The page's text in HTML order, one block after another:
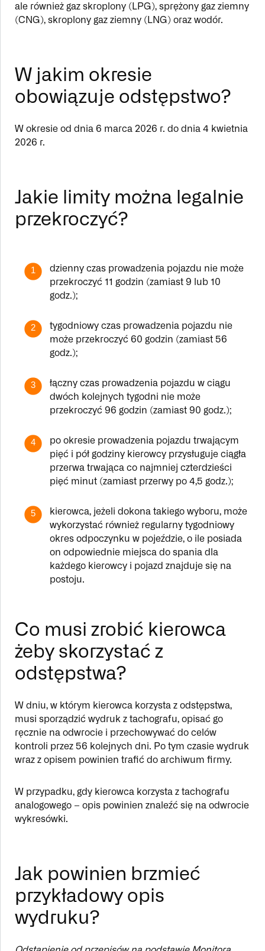
ale również gaz skroplony (LPG), sprężony gaz ziemny
(CNG), skroplony gaz ziemny (LNG) oraz wodór.
W jakim okresie
obowiązuje odstępstwo?
W okresie od dnia 6 marca 2026 r. do dnia 4 kwietnia
2026 r.
Jakie limity można legalnie
przekroczyć?
1
dzienny czas prowadzenia pojazdu nie może
przekroczyć 11 godzin (zamiast 9 lub 10
godz.);
2
tygodniowy czas prowadzenia pojazdu nie
może przekroczyć 60 godzin (zamiast 56
godz.);
3
łączny czas prowadzenia pojazdu w ciągu
dwóch kolejnych tygodni nie może
przekroczyć 96 godzin (zamiast 90 godz.);
4
po okresie prowadzenia pojazdu trwającym
pięć i pół godziny kierowcy przysługuje ciągła
przerwa trwająca co najmniej czterdzieści
pięć minut (zamiast przerwy po 4,5 godz.);
5
kierowca, jeżeli dokona takiego wyboru, może
wykorzystać również regularny tygodniowy
okres odpoczynku w pojeździe, o ile posiada
on odpowiednie miejsca do spania dla
każdego kierowcy i pojazd znajduje się na
postoju.
Co musi zrobić kierowca
żeby skorzystać z
odstępstwa?
W dniu, w którym kierowca korzysta z odstępstwa,
musi sporządzić wydruk z tachografu, opisać go
ręcznie na odwrocie i przechowywać do celów
kontroli przez 56 kolejnych dni. Po tym czasie wydruk
wraz z opisem powinien trafić do archiwum firmy.
W przypadku, gdy kierowca korzysta z tachografu
analogowego – opis powinien znaleźć się na odwrocie
wykresówki.
Jak powinien brzmieć
przykładowy opis
wydruku?